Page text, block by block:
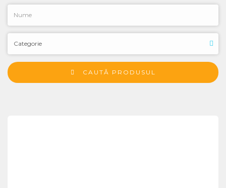
CAUTĂ PRODUSUL